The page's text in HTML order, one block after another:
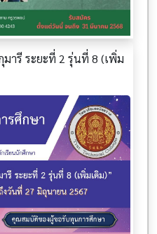
ารี ระยะที่ 2 รุ่นที่ 8 (เพิ่ม